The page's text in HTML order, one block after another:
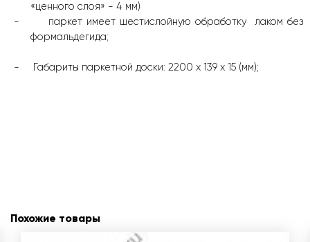
«ценного слоя» - 4 мм)
-
паркет имеет шестислойную обработку
лаком без
формальдегида;
- Габариты паркетной доски: 2200 x 139 x 15 (мм);
Похожие товары